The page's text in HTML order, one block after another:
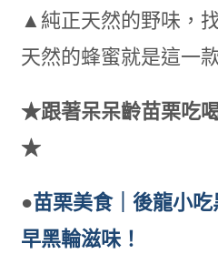
▲純正天然的野味，
天然的蜂蜜就是這一
★跟著呆呆齡苗栗吃
★
●苗栗美食｜後龍小
早黑輪滋味！